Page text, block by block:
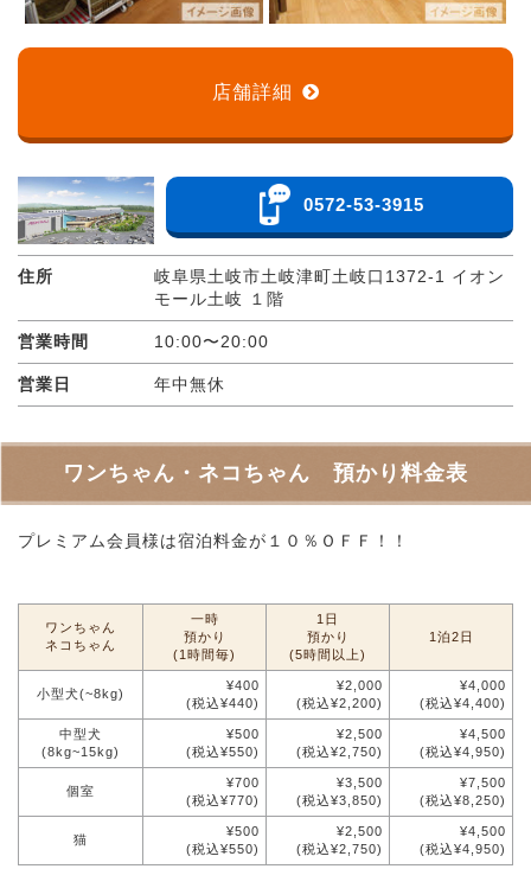
店舗詳細
0572-53-3915
住所
岐阜県土岐市土岐津町土岐口1372-1 イオン
モール土岐 １階
営業時間 10:00〜20:00
営業日 年中無休
ワンちゃん・ネコちゃん 預かり料金表
プレミアム会員様は宿泊料金が１０％ＯＦＦ！！
ワンちゃん
ネコちゃん
一時
預かり
(1時間毎)
1日
預かり
(5時間以上)
1泊2日
小型犬(~8kg)
¥400
(税込¥440)
¥2,000
(税込¥2,200)
¥4,000
(税込¥4,400)
中型犬
(8kg~15kg)
¥500
(税込¥550)
¥2,500
(税込¥2,750)
¥4,500
(税込¥4,950)
個室
¥700
(税込¥770)
¥3,500
(税込¥3,850)
¥7,500
(税込¥8,250)
猫
¥500
(税込¥550)
¥2,500
(税込¥2,750)
¥4,500
(税込¥4,950)